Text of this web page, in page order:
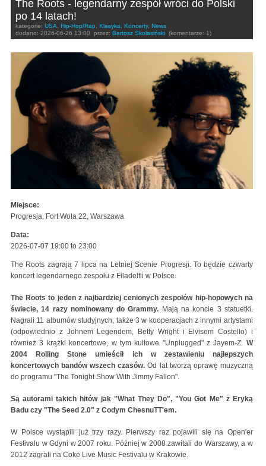
The Roots - legendarny zespół wróci do Polski
po 14 latach!
kategorie: USA, Hip-Hop/Rap, Klasyka, Koncerty, News
dodano: 2026-06-26 13:00 przez: Bartosz Skolasiński (komentarze: 1)
Miejsce:
Progresja, Fort Wola 22, Warszawa
Data:
2026-07-07 19:00 to 23:00
The Roots zagrają 7 lipca na Letniej Scenie Progresji. To będzie czwarty
koncert legendarnego zespołu z Filadelfii w Polsce.
The Roots to jeden z najbardziej cenionych zespołów hip-hopowych na
świecie, 14 razy nominowany do Grammy. Mają na koncie 3 statuetki.
Nagrali 11 albumów studyjnych, także 3 w kooperacjach z innymi artystami
(odpowiednio z Johnem Legendem, Betty Wright i Elvisem Costello) i
również 3 krążki koncertowe, w tym kultowe "Unplugged" z Jayem-Z. W
2004 Rolling Stone umieścił ich w zestawieniu najlepszych
koncertowych bandów wszech czasów. Od lat tworzą oprawę muzyczną
do programu "The Tonight Show With Jimmy Fallon".
Są autorami takich hitów jak "What They Do", "You Got Me" z Eryką
Badu czy "The Seed 2.0" z Codym ChesnuTT'em.
W Polsce wystąpili już trzy razy. Pierwszy raz pojawili się na Open'er
Festivalu w Gdyni w 2007 roku. Później w 2008 zawitali do Warszawy, a w
2012 zagrali na Coke Live Music Festivalu w Krakowie.